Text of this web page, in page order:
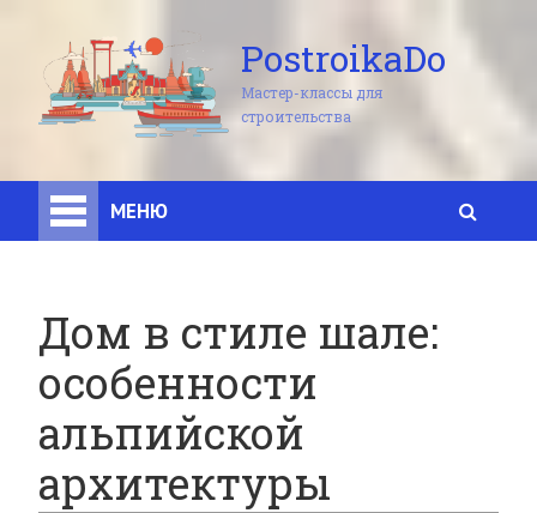
PostroikaDo
Мастер-классы для
строительства
МЕНЮ
Дом в стиле шале:
особенности
альпийской
архитектуры